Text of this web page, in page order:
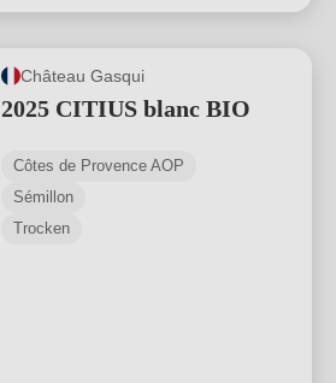
Château Gasqui
2025 CITIUS blanc BIO
Côtes de Provence AOP
Sémillon
Trocken